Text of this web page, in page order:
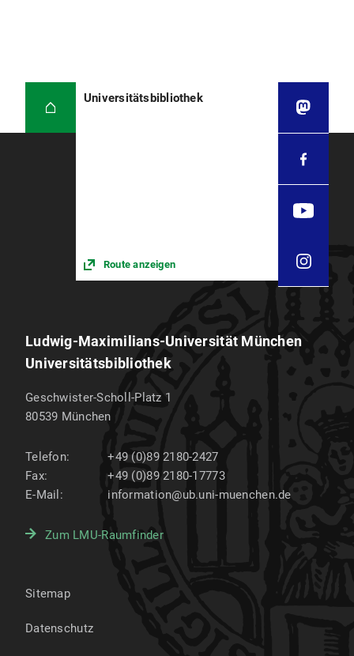
Universitätsbibliothek
Route anzeigen
Ludwig-Maximilians-Universität München
Universitätsbibliothek
Geschwister-Scholl-Platz 1
80539 München
Telefon:
+49 (0)89 2180-2427
Fax:
+49 (0)89 2180-17773
E-Mail:
information@ub.uni-muenchen.de
Zum LMU-Raumfinder
Sitemap
Datenschutz